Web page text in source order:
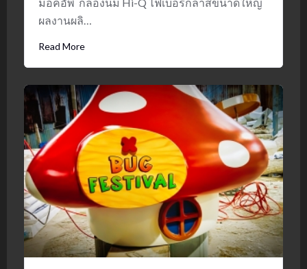
ผลงานผลิ…
Read More